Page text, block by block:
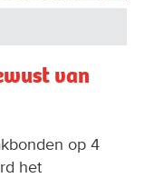
van
op 4
het